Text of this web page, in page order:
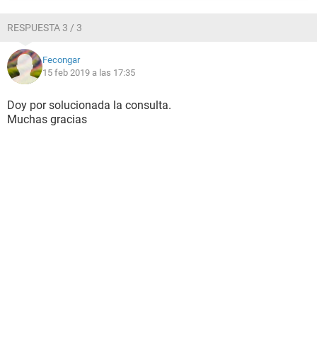
RESPUESTA 3 / 3
Fecongar
15 feb 2019 a las 17:35
Doy por solucionada la consulta.
Muchas gracias